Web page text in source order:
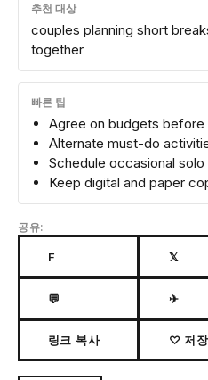
추천 대상
couples planning short
together
빠른 팁
Agree on budgets before
Alternate must-do
Schedule occasional solo
Keep digital and paper
공유:
F 𝕏
💬 ✈
링크 복사 ♡ 저장